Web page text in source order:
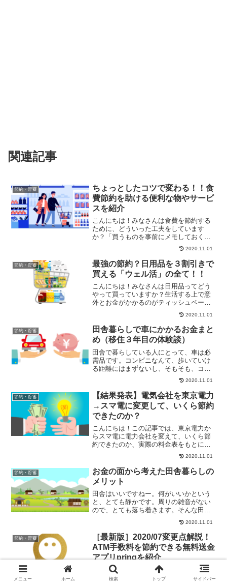
関連記事
節約・貯蓄
ちょっとしたコツで変わる！！食
費節約を助ける便利な物やサービ
スを紹介
こんにちは！みなさんは食費を節約する
ために、どういった工夫をしています
か？「買うものを事前にメモしておく」
とか、「外食をしない」などが代表的な
方法だと思います。こういった方法は、
食費節約の３つのタイミングのうち１つ
目にあたります。食費節約の...
2020.11.01
節約・貯蓄
最強の節約？日用品を３割引きで
買える「ウェル活」の全て！！
こんにちは！みなさんは日用品ってどう
やって買っていますか？生活する上で意
外とお金がかかるのがティッシュペーパ
ーや洗剤などの日用品です。この日用品
をいかに安く買えるかが、節約をする上
でも重要になってきます。そこで、今回
は、そのような日用品を実...
2020.11.01
節約・貯蓄
田舎暮らしで車にかかるお金まと
め（移住３年目の体験談）
田舎で暮らしている人にとって、車は必
需品です。コンビニなんて、歩いていけ
る距離にはまずないし、そもそも、コン
ビニがない所もざらにあると思います。
また、最寄のスーパーまで、数十キロは
当たり前。車がないと生活が成り立たな
いというのが、田舎暮らし...
2020.11.01
節約・貯蓄
【結果発表】電気会社を東京電力
→スマ電に変更して、いくら節約
できたのか？
こんにちは！この記事では、東京電力か
らスマ電に電力会社を変えて、いくら節
約できたのか、実際の料金表をもとに明
らかにしていきたいと思います。結果に
明確な違いが表れたので、大手の電力会
社のままの人は、すぐに変更することを
おすすめします。前回のお...
2020.11.01
節約・貯蓄
お金の面から考えた田舎暮らしの
メリット
田舎はいいですねー。何がいいかという
と、とても静かです。周りの雑音がない
ので、とても落ち着きます。そんな田舎
ですが、都会暮らしと比べて、生活費を
低く抑えられるというメリットもありま
す。今回は、移住３年目の私が、お金の
面から考えた田舎暮らしの...
2020.11.01
節約・貯蓄
［最新版］2020/07変更点解説！
ATM手数料を節約できる無料送金
アプリpringを紹介
みなさんは、界隈で話題になっている無
料送金アプリpringをご存知でしょうか？
メニュー ホーム 検索 トップ サイドバー